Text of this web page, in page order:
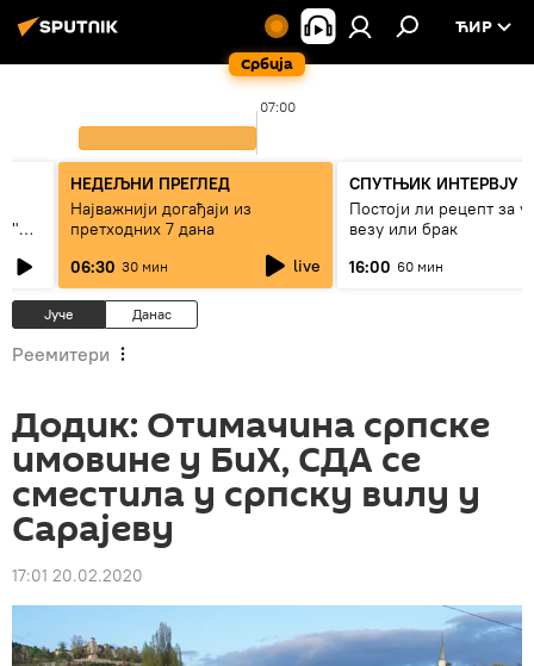
Србија
ЋИР
07:00
НЕДЕЉНИ ПРЕГЛЕД
Најважнији догађаји из
претходних 7 дана
06:30 30 мин live
СПУТЊИК ИНТЕРВЈУ
Постоји ли рецепт за
везу или брак
16:00 60 мин
Јуче Данас
Реемитери
Додик: Отимачина српске
имовине у БиХ, СДА се
сместила у српску вилу у
Сарајеву
17:01 20.02.2020